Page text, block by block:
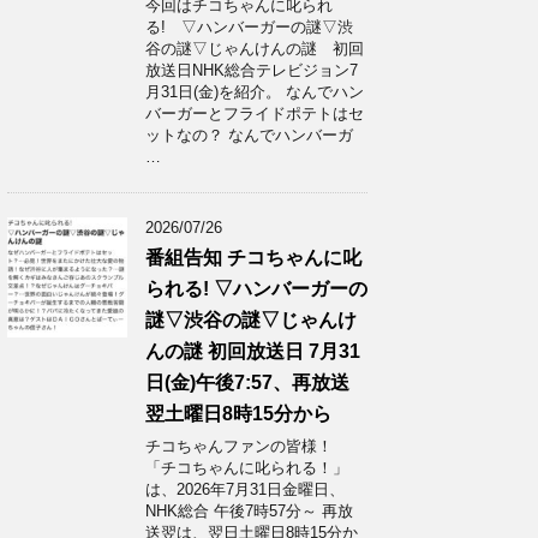
今回はチコちゃんに叱られ
る! ▽ハンバーガーの謎▽渋
谷の謎▽じゃんけんの謎 初回
放送日NHK総合テレビジョン7
月31日(金)を紹介。 なんでハン
バーガーとフライドポテトはセ
ットなの？ なんでハンバーガ
…
2026/07/26
番組告知 チコちゃんに叱
られる! ▽ハンバーガーの
謎▽渋谷の謎▽じゃんけ
んの謎 初回放送日 7月31
日(金)午後7:57、再放送
翌土曜日8時15分から
チコちゃんファンの皆様！
「チコちゃんに叱られる！」​
は、2026年7月31日金曜日、
NHK総合 午後7時57分～ 再放
送翌は、翌日土曜日8時15分か